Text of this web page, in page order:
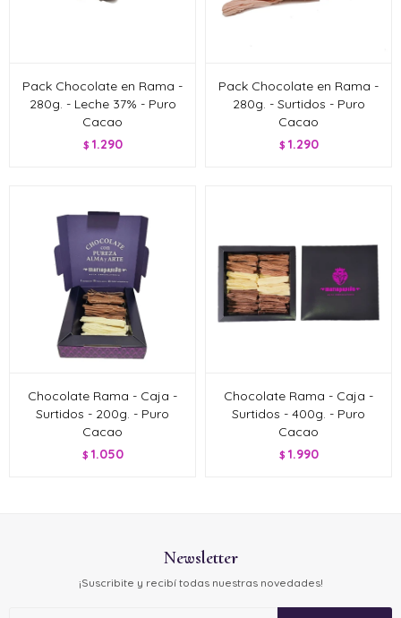
Pack Chocolate en Rama -
280g. - Leche 37% - Puro
Cacao
$ 1.290
Pack Chocolate en Rama -
280g. - Surtidos - Puro
Cacao
$ 1.290
Chocolate Rama - Caja -
Surtidos - 200g. - Puro
Cacao
$ 1.050
Chocolate Rama - Caja -
Surtidos - 400g. - Puro
Cacao
$ 1.990
Newsletter
¡Suscribite y recibí todas nuestras novedades!